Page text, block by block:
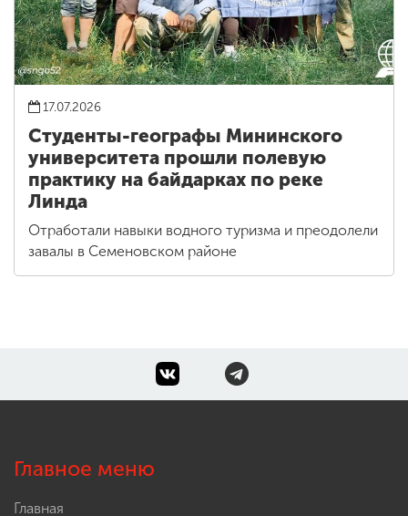
17.07.2026
Студенты-географы Мининского
университета прошли полевую
практику на байдарках по реке
Линда
Отработали навыки водного туризма и преодолели
завалы в Семеновском районе
Главное меню
Главная